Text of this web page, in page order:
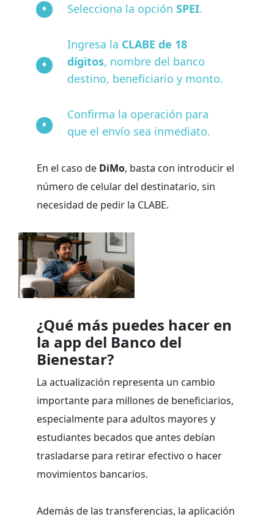
Selecciona la opción SPEI.
Ingresa la CLABE de 18
dígitos, nombre del banco
destino, beneficiario y monto.
Confirma la operación para
que el envío sea inmediato.
En el caso de DiMo, basta con introducir el
número de celular del destinatario, sin
necesidad de pedir la CLABE.
¿Qué más puedes hacer en
la app del Banco del
Bienestar?
La actualización representa un cambio
importante para millones de beneficiarios,
especialmente para adultos mayores y
estudiantes becados que antes debían
trasladarse para retirar efectivo o hacer
movimientos bancarios.
Además de las transferencias, la aplicación